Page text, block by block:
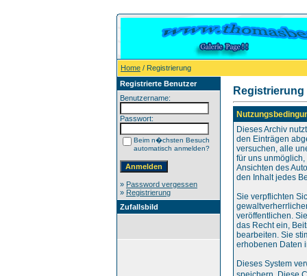
Home / Registrierung
Registrierte Benutzer
Benutzername:
Passwort:
Beim n�chsten Besuch
automatisch anmelden?
» Password vergessen
» Registrierung
Zufallsbild
Registrierung
Dieses Archiv
den Einträgen
versuchen, alle
für uns
Ansichten des
den Inhalt jedes
Sie verpflichten
veröffentlichen.
das Recht ein,
bearbeiten. Sie
erhobenen Daten
Dieses System